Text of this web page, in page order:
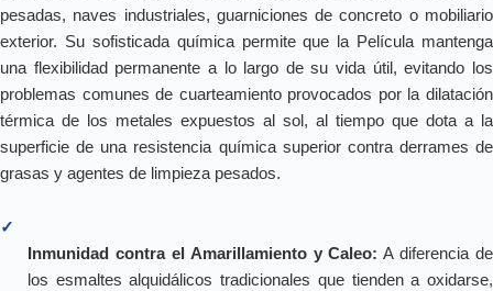
pesadas, naves industriales, guarniciones de concreto o mobiliario
exterior. Su sofisticada química permite que la Película mantenga
una flexibilidad permanente a lo largo de su vida útil, evitando los
problemas comunes de cuarteamiento provocados por la dilatación
térmica de los metales expuestos al sol, al tiempo que dota a la
superficie de una resistencia química superior contra derrames de
grasas y agentes de limpieza pesados.
✓
Inmunidad contra el Amarillamiento y Caleo: A diferencia de
los esmaltes alquidálicos tradicionales que tienden a oxidarse,